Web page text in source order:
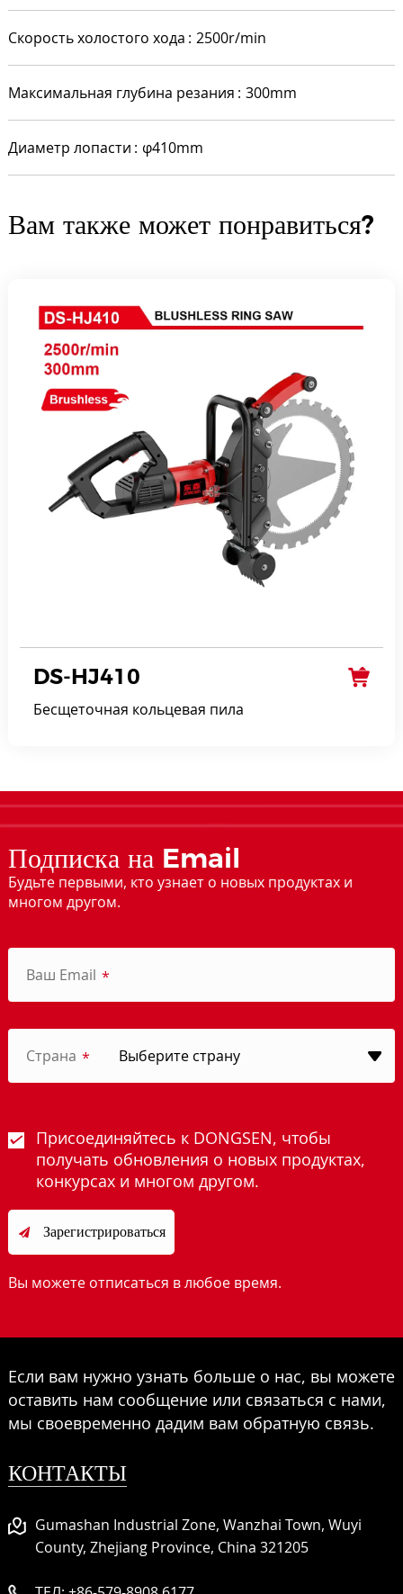
Скорость холостого хода 2500r/min
Максимальная глубина резания 300mm
Диаметр лопасти φ410mm
Вам также может понравиться?
DS-HJ410
Бесщеточная кольцевая пила
Подписка на Email
Будьте первыми, кто узнает о новых продуктах и
многом другом.
Ваш Email *
Страна *
Присоединяйтесь к DONGSEN, чтобы
получать обновления о новых продуктах,
конкурсах и многом другом.
 Зарегистрироваться
Вы можете отписаться в любое время.
Если вам нужно узнать больше о нас, вы можете
оставить нам сообщение или связаться с нами,
мы своевременно дадим вам обратную связь.
КОНТАКТЫ
Gumashan Industrial Zone, Wanzhai Town, Wuyi
County, Zhejiang Province, China 321205